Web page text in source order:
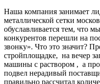
Наша компания занимает
металлической сетки
обуславливается тем, что
конкурентов перешли на
звонку». Что это значит?
стройплощадке, на вечер
машины с раствором , а
подвел нерадивый
правильно рассчитал